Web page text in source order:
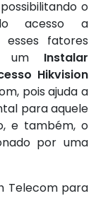
o
acesso a
esses fatores
um Instalar
Hikvision
pois ajuda a
para aquele
e também, o
por uma
Telecom para